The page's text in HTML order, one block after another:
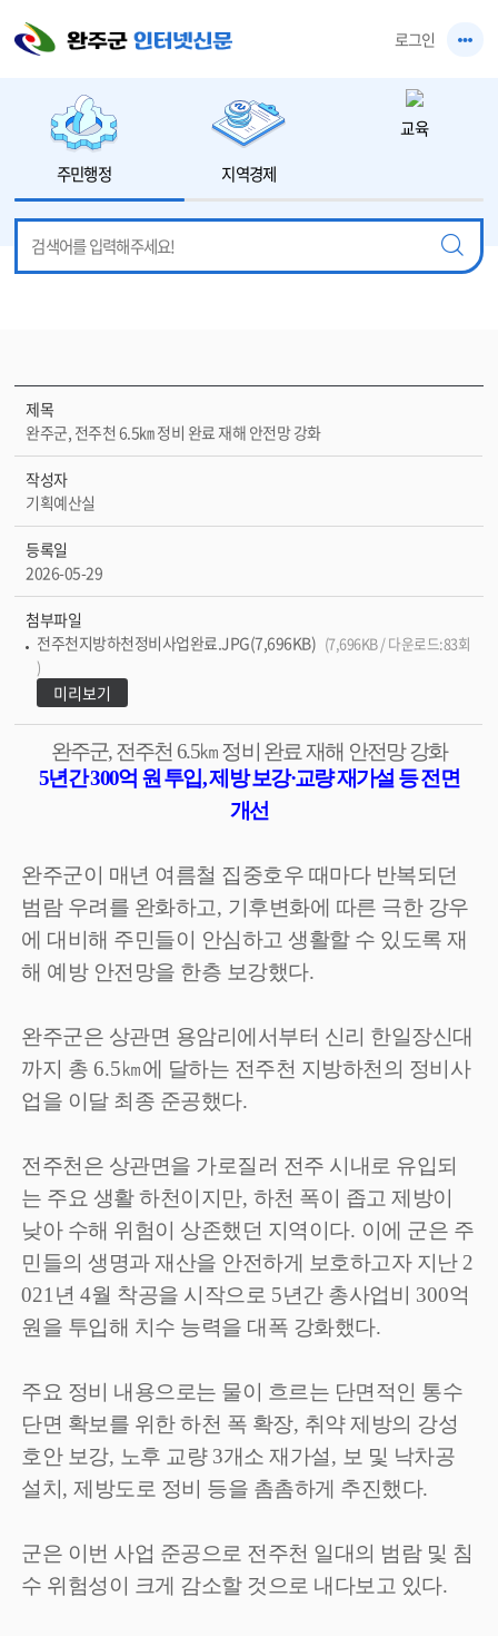
로그인
주민행정 지역경제
교육
제목
완주군, 전주천 6.5㎞ 정비 완료 재해 안전망 강화
작성자
기획예산실
등록일
2026-05-29
첨부파일
전주천지방하천정비사업완료.JPG(7,696KB) (7,696KB / 다운로드:83회
)
미리보기
완주군,전주천6.5㎞정비 완료 재해 안전망 강화
5년간300억 원 투입,제방 보강·교량 재가설 등 전면
개선
완주군이 매년 여름철 집중호우 때마다 반복되던
범람 우려를 완화하고, 기후변화에 따른 극한 강우
에 대비해 주민들이 안심하고 생활할 수 있도록 재
해 예방 안전망을 한층 보강했다.
완주군은 상관면 용암리에서부터 신리 한일장신대
까지 총 6.5㎞에 달하는 전주천 지방하천의 정비사
업을 이달 최종 준공했다.
전주천은 상관면을 가로질러 전주 시내로 유입되
는 주요 생활 하천이지만, 하천 폭이 좁고 제방이
낮아 수해 위험이 상존했던 지역이다. 이에 군은 주
민들의 생명과 재산을 안전하게 보호하고자 지난 2
021 년4월 착공을 시작으로 5년간 총사업비 300억
원을 투입해 치수 능력을 대폭 강화했다.
주요 정비 내용으로는 물이 흐르는 단면적인 통수
단면 확보를 위한 하천 폭 확장, 취약 제방의 강성
호안 보강, 노후 교량 3개소 재가설, 보 및 낙차공
설치,제방도로 정비 등을 촘촘하게 추진했다.
군은 이번 사업 준공으로 전주천 일대의 범람 및 침
수 위험성이 크게 감소할 것으로 내다보고 있다.